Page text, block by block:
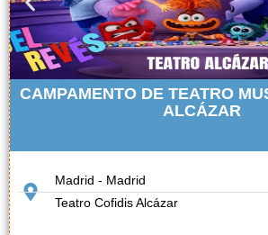
CAMPAMENTO DE TEATRO
ALCÁZAR
Madrid - Madrid
Teatro Cofidis Alcázar